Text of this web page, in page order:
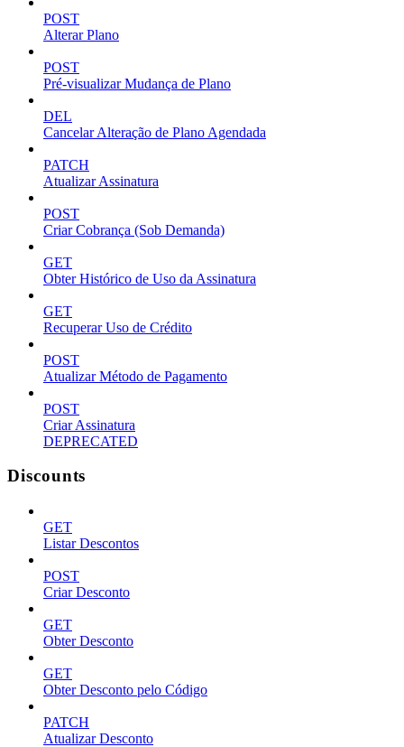
POST
Alterar Plano
POST
Pré-visualizar Mudança de Plano
DEL
Cancelar Alteração de Plano Agendada
PATCH
Atualizar Assinatura
POST
Criar Cobrança (Sob Demanda)
GET
Obter Histórico de Uso da Assinatura
GET
Recuperar Uso de Crédito
POST
Atualizar Método de Pagamento
POST
Criar Assinatura
DEPRECATED
Discounts
GET
Listar Descontos
POST
Criar Desconto
GET
Obter Desconto
GET
Obter Desconto pelo Código
PATCH
Atualizar Desconto